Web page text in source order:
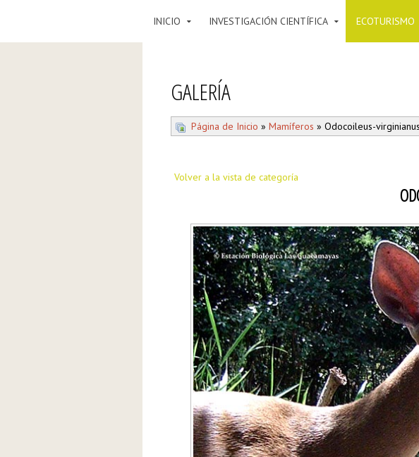
INICIO INVESTIGACIÓN CIENTÍFICA ECOTURISMO
GALERÍA
Página de Inicio » Mamíferos » Odocoileus-virginianus
Volver a la vista de categoría